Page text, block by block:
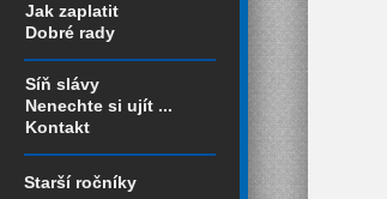
Jak zaplatit
Dobré rady
Síň slávy
Nenechte si ujít ...
Kontakt
Starší ročníky